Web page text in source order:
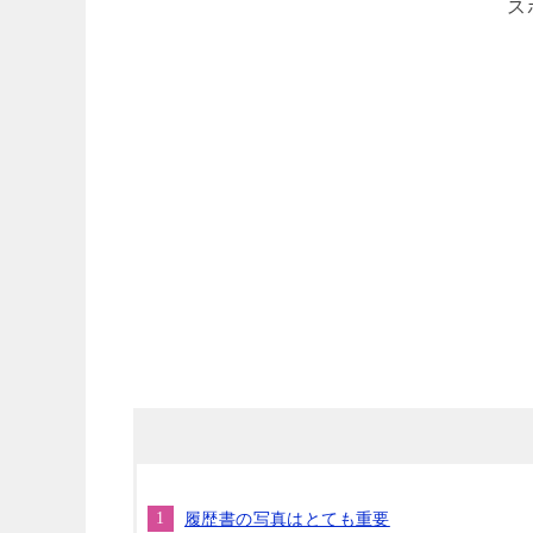
ス
履歴書の写真はとても重要